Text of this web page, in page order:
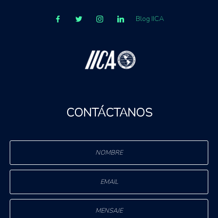
Blog IICA
CONTÁCTANOS